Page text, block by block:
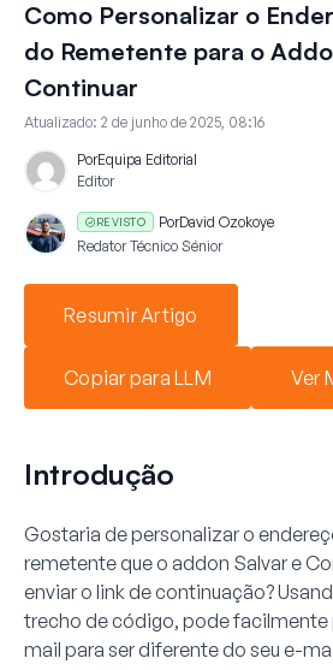
Como Personalizar o
do Remetente para o
Continuar
Atualizado: 2 de junho de 2025, 08:16
PorEquipa Editorial
Editor
REVISTO PorDavid Ozokoye
Redator Técnico Sénior
Resumir Artigo
Copiar para LLM Ver
Introdução
Gostaria de personalizar o
remetente que o addon Salvar e
enviar o link de continuação?
trecho de código, pode facilmente
mail para ser diferente do seu e-